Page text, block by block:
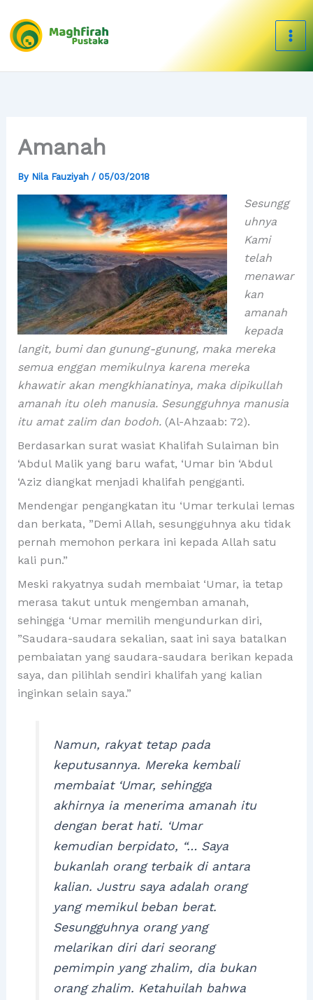
content
Amanah
By Nila Fauziyah / 05/03/2018
Sesungg
uhnya
Kami
telah
menawar
kan
amanah
kepada
langit, bumi dan gunung-gunung, maka mereka
semua enggan memikulnya karena mereka
khawatir akan mengkhianatinya, maka dipikullah
amanah itu oleh manusia. Sesungguhnya manusia
itu amat zalim dan bodoh.(Al-Ahzaab: 72).
Berdasarkan surat wasiat Khalifah Sulaiman bin
‘Abdul Malik yang baru wafat, ‘Umar bin ‘Abdul
‘Aziz diangkat menjadi khalifah pengganti.
Mendengar pengangkatan itu ‘Umar terkulai lemas
dan berkata, ”Demi Allah, sesungguhnya aku tidak
pernah memohon perkara ini kepada Allah satu
kali pun.”
Meski rakyatnya sudah membaiat ‘Umar, ia tetap
merasa takut untuk mengemban amanah,
sehingga ‘Umar memilih mengundurkan diri,
”Saudara-saudara sekalian, saat ini saya batalkan
pembaiatan yang saudara-saudara berikan kepada
saya, dan pilihlah sendiri khalifah yang kalian
inginkan selain saya.”
Namun, rakyat tetap pada
keputusannya. Mereka kembali
membaiat ‘Umar, sehingga
akhirnya ia menerima amanah itu
dengan berat hati. ‘Umar
kemudian berpidato, “… Saya
bukanlah orang terbaik di antara
kalian. Justru saya adalah orang
yang memikul beban berat.
Sesungguhnya orang yang
melarikan diri dari seorang
pemimpin yang zhalim, dia bukan
orang zhalim. Ketahuilah bahwa